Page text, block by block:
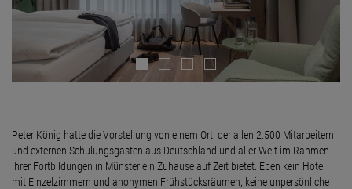
Peter König hatte die Vorstellung von einem Ort, der allen 2.500 Mitarbeitern
und externen Schulungsgästen aus Deutschland und aller Welt im Rahmen
ihrer Fortbildungen in Münster ein Zuhause auf Zeit bietet. Eben kein Hotel
mit Einzelzimmern und anonymen Frühstücksräumen, keine unpersönliche